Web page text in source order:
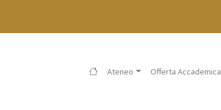
Ateneo Offerta Accademica